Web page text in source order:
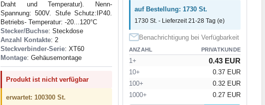
Draht und Temperatur). Nenn-
Spannung: 500V. Stufe Schutz:IP40.
Betriebs- Temperatur: -20...120°C
Stecker/Buchse: Steckdose
Anzahl Kontakte: 2
Steckverbinder-Serie: XT60
Montage: Gehäusemontage
Produkt ist nicht verfügbar
erwartet: 100300 St.
auf Bestellung: 1730 St.
1730 St. - Lieferzeit 21-28 Tag (e)
Benachrichtigung bei Verfügbarkeit
ANZAHL PRIVATKUNDE
1+ 0.43 EUR
10+
0.37 EUR
100+
0.32 EUR
1000+
0.27 EUR